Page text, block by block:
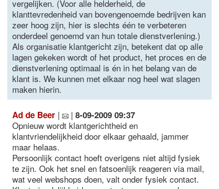
vergelijken. (Voor alle helderheid, de
klanttevredenheid van bovengenoemde bedrijven kan
zeer hoog zijn, hier is slechts één te verbeteren
onderdeel genoemd van hun totale dienstverlening.)
Als organisatie klantgericht zijn, betekent dat op alle
lagen gekeken wordt of het product, het proces en de
dienstverlening optimaal is én in het belang van de
klant is. We kunnen met elkaar nog heel wat slagen
maken hierin.
Ad de Beer | | 8-09-2009 09:37
Opnieuw wordt klantgerichtheid en
klantvriendelijkheid door elkaar gehaald, jammer
maar helaas.
Persoonlijk contact hoeft overigens niet altijd fysiek
te zijn. Ook het snel en fatsoenlijk reageren via mail,
wat veel webshops doen, valt onder fysiek contact.